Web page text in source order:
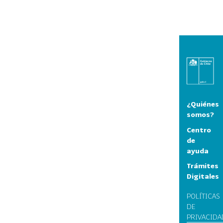
¿Quiénes
somos?
Centro
de
ayuda
Trámites
Digitales
POLÍTICAS
DE